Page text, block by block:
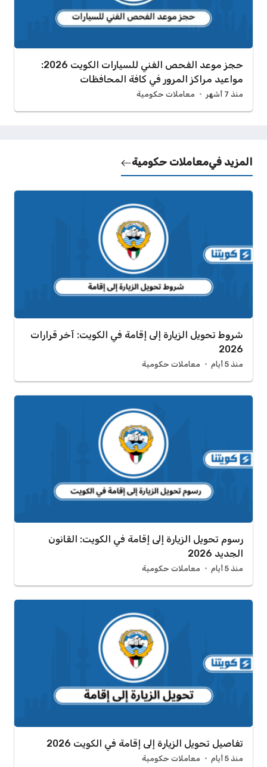
حجز موعد الفحص الفني للسيارات الكويت 2026:
مواعيد مراكز المرور في كافة المحافظات
منذ 7 أشهر معاملات حكومية
المزيد فيمعاملات حكومية
شروط تحويل الزيارة إلى إقامة في الكويت: آخر قرارات
2026
منذ 5 أيام معاملات حكومية
رسوم تحويل الزيارة إلى إقامة في الكويت: القانون
الجديد 2026
منذ 5 أيام معاملات حكومية
تفاصيل تحويل الزيارة إلى إقامة في الكويت 2026
منذ 5 أيام معاملات حكومية